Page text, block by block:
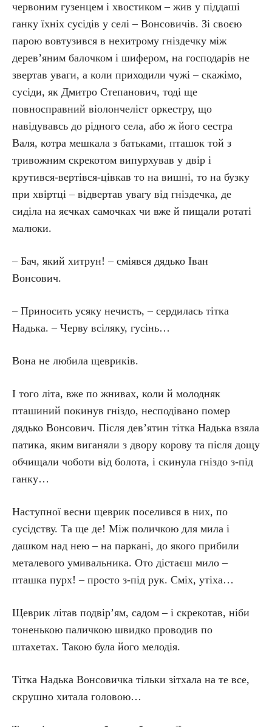
червоним гузенцем і хвостиком – жив у піддаші
ганку їхніх сусідів у селі – Вонсовичів. Зі своєю
парою вовтузився в нехитрому гніздечку між
дерев’яним балочком і шифером, на господарів не
звертав уваги, а коли приходили чужі – скажімо,
сусіди, як Дмитро Степанович, тоді ще
повносправний віолончеліст оркестру, що
навідувавсь до рідного села, або ж його сестра
Валя, котра мешкала з батьками, пташок той з
тривожним скрекотом випурхував у двір і
крутився-вертівся-цівкав то на вишні, то на бузку
при хвіртці – відвертав увагу від гніздечка, де
сиділа на яєчках самочках чи вже й пищали ротаті
малюки.
– Бач, який хитрун! – сміявся дядько Іван
Вонсович.
– Приносить усяку нечисть, – сердилась тітка
Надька. – Черву всіляку, гусінь…
Вона не любила щевриків.
І того літа, вже по жнивах, коли й молодняк
пташиний покинув гніздо, несподівано помер
дядько Вонсович. Після дев’ятин тітка Надька взяла
патика, яким виганяли з двору корову та після дощу
обчищали чоботи від болота, і скинула гніздо з-під
ганку…
Наступної весни щеврик поселився в них, по
сусідству. Та ще де! Між поличкою для мила і
дашком над нею – на паркані, до якого прибили
металевого умивальника. Ото дістаєш мило –
пташка пурх! – просто з-під рук. Сміх, утіха…
Щеврик літав подвір’ям, садом – і скрекотав, ніби
тоненькою паличкою швидко проводив по
штахетах. Такою була його мелодія.
Тітка Надька Вонсовичка тільки зітхала на те все,
скрушно хитала головою…